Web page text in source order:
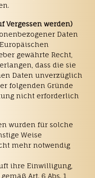
Vergessen werden)
Daten
gewährte Recht,
dass die sie
Daten unverzüglich
folgenden Gründe
nicht erforderlich
wurden für solche
Weise
mehr notwendig
ihre Einwilligung,
Art. 6 Abs. 1